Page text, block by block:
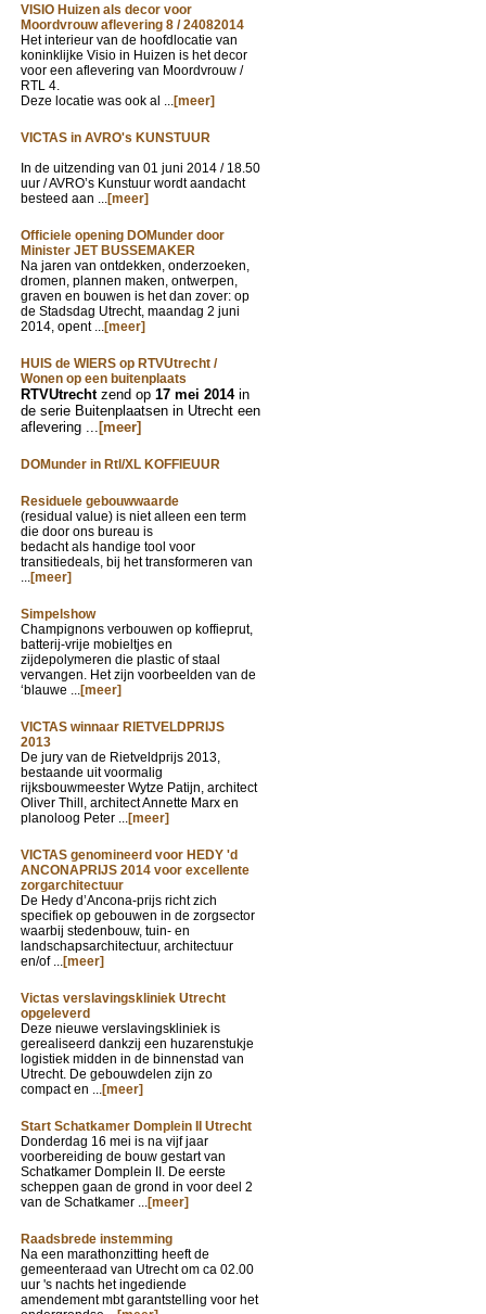
VISIO Huizen als decor voor
Moordvrouw aflevering 8 / 24082014
Het interieur van de hoofdlocatie van
koninklijke Visio in Huizen is het decor
voor een aflevering van Moordvrouw /
RTL 4.
Deze locatie was ook al ...[meer]
VICTAS in AVRO's KUNSTUUR
In de uitzending van 01 juni 2014 / 18.50
uur / AVRO’s Kunstuur wordt aandacht
besteed aan ...[meer]
Officiele opening DOMunder door
Minister JET BUSSEMAKER
Na jaren van ontdekken, onderzoeken,
dromen, plannen maken, ontwerpen,
graven en bouwen is het dan zover: op
de Stadsdag Utrecht, maandag 2 juni
2014, opent ...[meer]
HUIS de WIERS op RTVUtrecht /
Wonen op een buitenplaats
RTVUtrechtzend op 17 mei 2014 in
de serie Buitenplaatsen in Utrecht een
aflevering ... [meer]
DOMunder in Rtl/XL KOFFIEUUR
Residuele gebouwwaarde
(residual value) is niet alleen een term
die door ons bureau is
bedacht als handige tool voor
transitiedeals, bij het transformeren van
...[meer]
Simpelshow
Champignons verbouwen op koffieprut,
batterij-vrije mobieltjes en
zijdepolymeren die plastic of staal
vervangen. Het zijn voorbeelden van de
‘blauwe ...[meer]
VICTAS winnaar RIETVELDPRIJS
2013
De jury van de Rietveldprijs 2013,
bestaande uit voormalig
rijksbouwmeester Wytze Patijn, architect
Oliver Thill, architect Annette Marx en
planoloog Peter ...[meer]
VICTAS genomineerd voor HEDY 'd
ANCONAPRIJS 2014 voor excellente
zorgarchitectuur
De Hedy d’Ancona-prijs richt zich
specifiek op gebouwen in de zorgsector
waarbij stedenbouw, tuin- en
landschapsarchitectuur, architectuur
en/of ...[meer]
Victas verslavingskliniek Utrecht
opgeleverd
Deze nieuwe verslavingskliniek is
gerealiseerd dankzij een huzarenstukje
logistiek midden in de binnenstad van
Utrecht. De gebouwdelen zijn zo
compact en ...[meer]
Start Schatkamer Domplein II Utrecht
Donderdag 16 mei is na vijf jaar
voorbereiding de bouw gestart van
Schatkamer Domplein II. De eerste
scheppen gaan de grond in voor deel 2
van de Schatkamer ...[meer]
Raadsbrede instemming
Na een marathonzitting heeft de
gemeenteraad van Utrecht om ca 02.00
uur 's nachts het ingediende
amendement mbt garantstelling voor het